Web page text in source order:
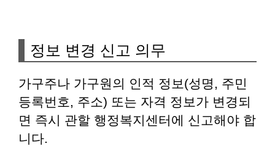
정보 변경 신고 의무
가구주나 가구원의 인적 정보(성명, 주민
등록번호, 주소) 또는 자격 정보가 변경되
면 즉시 관할 행정복지센터에 신고해야 합
니다.